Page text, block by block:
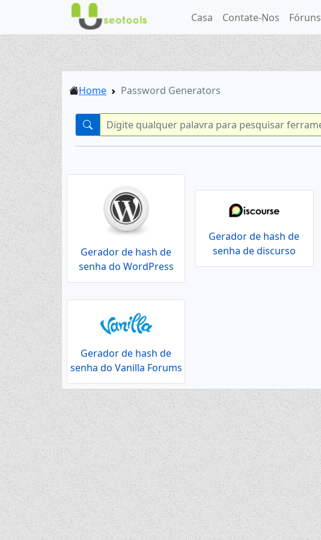
Casa Contate-Nos Fóruns
Home Password Generators
Gerador de hash de
senha do WordPress
Gerador de hash de
senha de discurso
Gerador de hash de
senha do Vanilla Forums